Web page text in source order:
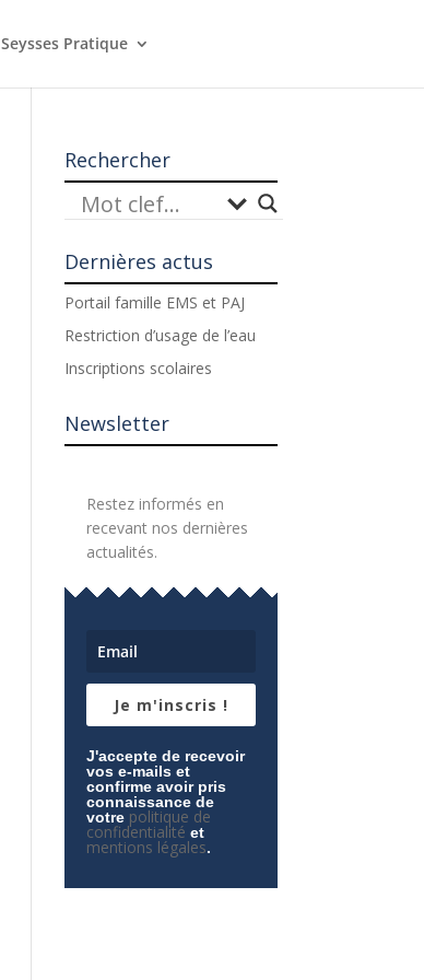
Seysses Pratique
Rechercher
Dernières actus
Portail famille EMS et PAJ
Restriction d’usage de l’eau
Inscriptions scolaires
Newsletter
Restez informés en
recevant nos dernières
actualités.
Je m'inscris !
J'accepte de recevoir
vos e-mails et
confirme avoir pris
connaissance de
votre politique de
confidentialité et
mentions légales.